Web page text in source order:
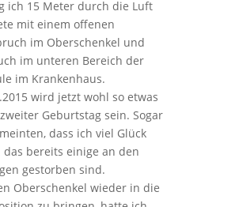
ich 15 Meter durch die Luft
mit einem offenen
im Oberschenkel und
im unteren Bereich der
im Krankenhaus.
wird jetzt wohl so etwas
Geburtstag sein. Sogar
dass ich viel Glück
bereits einige an den
gestorben sind.
Oberschenkel wieder in die